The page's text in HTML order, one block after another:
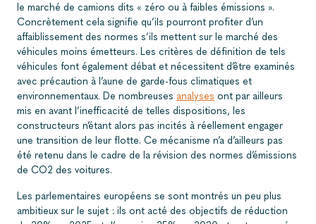
le marché de camions dits « zéro ou à faibles émissions ».
Concrètement cela signifie qu’ils pourront profiter d’un
affaiblissement des normes s’ils mettent sur le marché des
véhicules moins émetteurs. Les critères de définition de tels
véhicules font également débat et nécessitent d’être examinés
avec précaution à l’aune de garde-fous climatiques et
environnementaux. De nombreuses analyses ont par ailleurs
mis en avant l’inefficacité de telles dispositions, les
constructeurs n’étant alors pas incités à réellement engager
une transition de leur flotte. Ce mécanisme n’a d’ailleurs pas
été retenu dans le cadre de la révision des normes d’émissions
de CO2 des voitures.
Les parlementaires européens se sont montrés un peu plus
ambitieux sur le sujet : ils ont acté des objectifs de réduction